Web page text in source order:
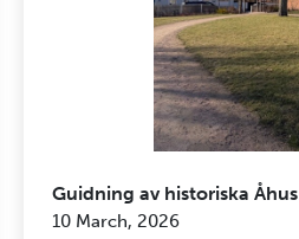
Guidning av historiska Åhus
10 March, 2026